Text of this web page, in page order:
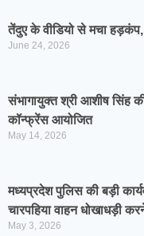
तेंदुए के वीडियो से मचा
June 24, 2026
संभागायुक्त श्री आशीष सिंह
कॉन्फ्रेंस आयोजित
May 14, 2026
मध्यप्रदेश पुलिस की बड़ी
चारपहिया वाहन धोखाधड़ी
May 3, 2026